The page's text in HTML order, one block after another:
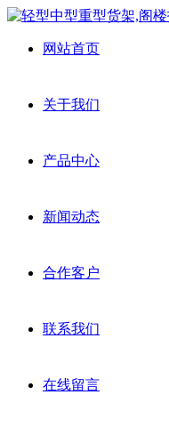
网站首页
关于我们
产品中心
新闻动态
合作客户
联系我们
在线留言